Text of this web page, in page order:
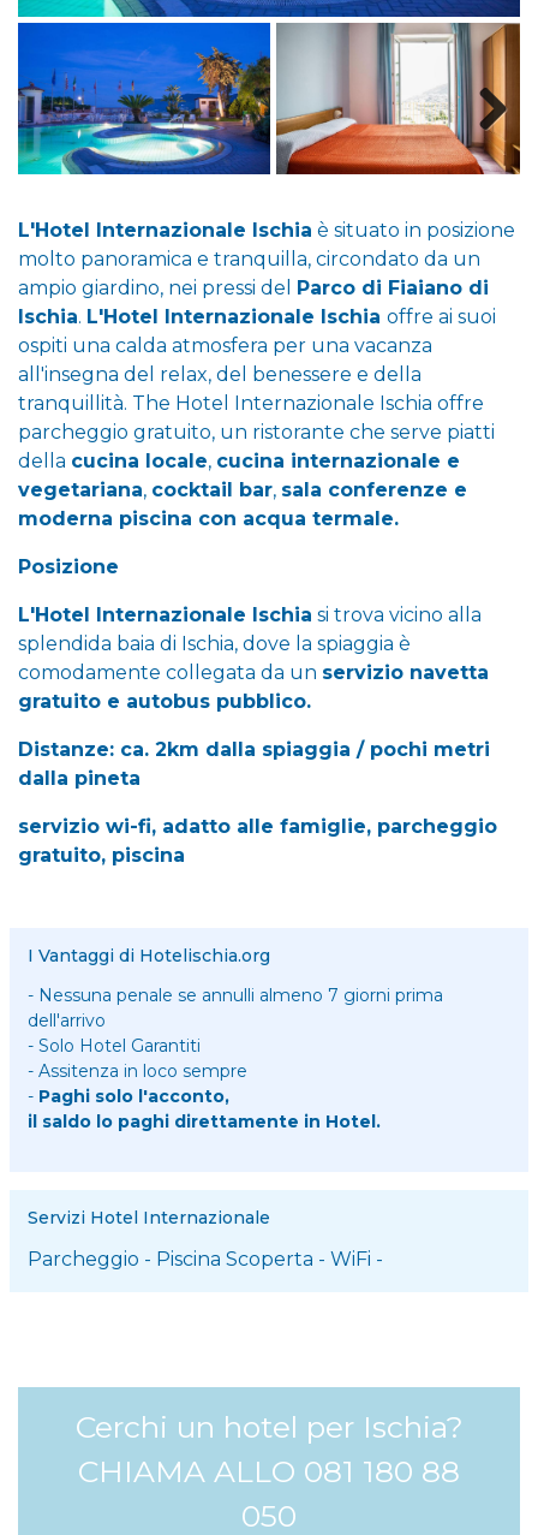
L'Hotel Internazionale Ischia è situato in posizione
molto panoramica e tranquilla, circondato da un
ampio giardino, nei pressi del Parco di Fiaiano di
Ischia. L'Hotel Internazionale Ischia offre ai suoi
ospiti una calda atmosfera per una vacanza
all'insegna del relax, del benessere e della
tranquillità. The Hotel Internazionale Ischia offre
parcheggio gratuito, un ristorante che serve piatti
della cucina locale, cucina internazionale e
vegetariana, cocktail bar, sala conferenze e
moderna piscina con acqua termale.
Posizione
L'Hotel Internazionale Ischia si trova vicino alla
splendida baia di Ischia, dove la spiaggia è
comodamente collegata da un servizio navetta
gratuito e autobus pubblico.
Distanze: ca. 2km dalla spiaggia / pochi metri
dalla pineta
servizio wi-fi, adatto alle famiglie, parcheggio
gratuito, piscina
I Vantaggi di Hotelischia.org
- Nessuna penale se annulli almeno 7 giorni prima
dell'arrivo
- Solo Hotel Garantiti
- Assitenza in loco sempre
- Paghi solo l'acconto,
il saldo lo paghi direttamente in Hotel.
Servizi Hotel Internazionale
Parcheggio - Piscina Scoperta - WiFi -
Cerchi un hotel per Ischia?
CHIAMA ALLO 081 180 88
050